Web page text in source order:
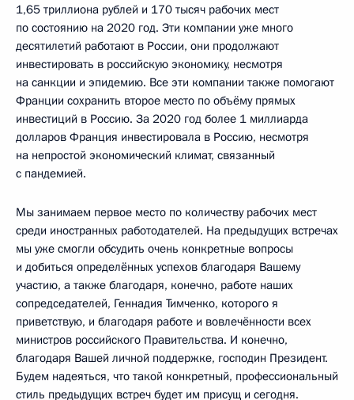
1,65 триллиона рублей и 170 тысяч рабочих мест
по состоянию на 2020 год. Эти компании уже много
десятилетий работают в России, они продолжают
инвестировать в российскую экономику, несмотря
на санкции и эпидемию. Все эти компании также помогают
Франции сохранить второе место по объёму прямых
инвестиций в Россию. За 2020 год более 1 миллиарда
долларов Франция инвестировала в Россию, несмотря
на непростой экономический климат, связанный
с пандемией.
Мы занимаем первое место по количеству рабочих мест
среди иностранных работодателей. На предыдущих встречах
мы уже смогли обсудить очень конкретные вопросы
и добиться определённых успехов благодаря Вашему
участию, а также благодаря, конечно, работе наших
сопредседателей, Геннадия Тимченко, которого я
приветствую, и благодаря работе и вовлечённости всех
министров российского Правительства. И конечно,
благодаря Вашей личной поддержке, господин Президент.
Будем надеяться, что такой конкретный, профессиональный
стиль предыдущих встреч будет им присущ и сегодня.